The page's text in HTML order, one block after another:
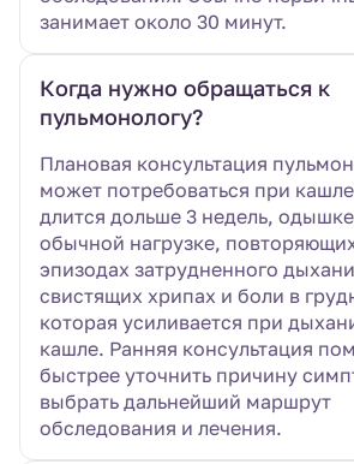
занимает около 30 минут.
Когда нужно обращаться к
пульмонологу?
Плановая консультация
может потребоваться при
длится дольше 3 недель,
обычной нагрузке,
эпизодах затрудненного
свистящих хрипах и боли в
которая усиливается при
кашле. Ранняя консультация
быстрее уточнить причину
выбрать дальнейший маршрут
обследования и лечения.